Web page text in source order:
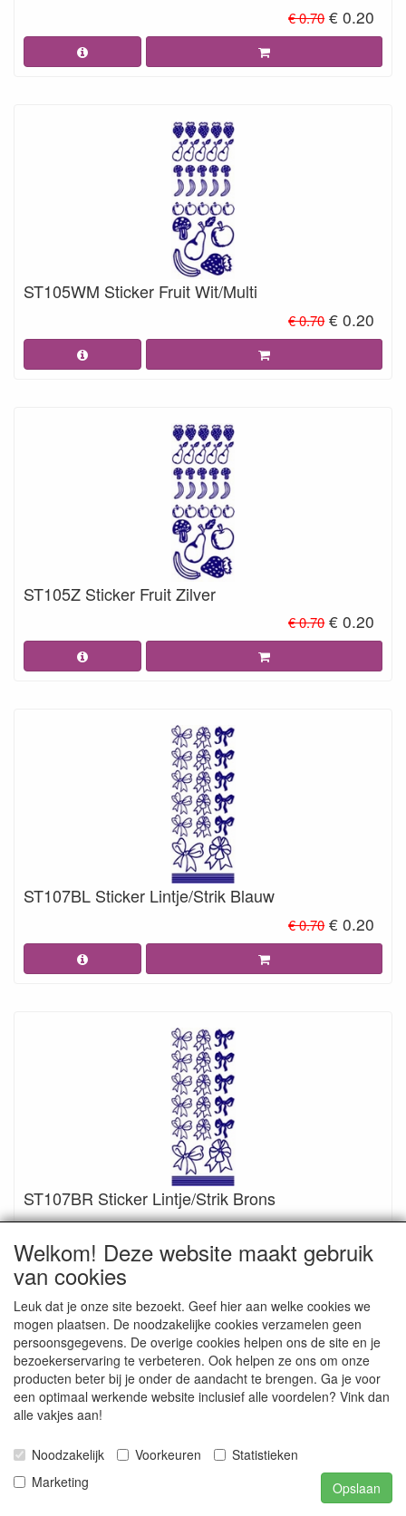
Welkom! Deze website maakt gebruik
van cookies
Leuk dat je onze site bezoekt. Geef hier aan welke cookies we
mogen plaatsen. De noodzakelijke cookies verzamelen geen
persoonsgegevens. De overige cookies helpen ons de site en je
bezoekerservaring te verbeteren. Ook helpen ze ons om onze
producten beter bij je onder de aandacht te brengen. Ga je voor
een optimaal werkende website inclusief alle voordelen? Vink dan
alle vakjes aan!
Noodzakelijk Voorkeuren
Statistieken
Marketing
Opslaan
€ 0.70 € 0.20
ST105WM Sticker Fruit Wit/Multi
€ 0.70 € 0.20
ST105Z Sticker Fruit Zilver
€ 0.70 € 0.20
ST107BL Sticker Lintje/Strik Blauw
€ 0.70 € 0.20
ST107BR Sticker Lintje/Strik Brons
€ 0.70 € 0.20